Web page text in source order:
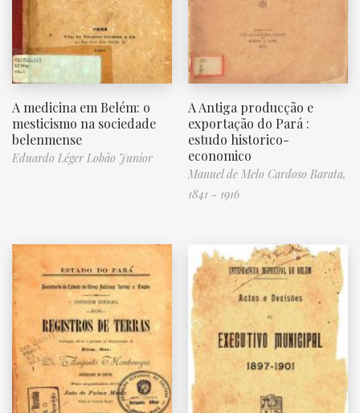
A medicina em Belém: o
mesticismo na sociedade
belenmense
Eduardo Léger Lobão Junior
A Antiga producção e
exportação do Pará :
estudo historico-
economico
Manuel de Melo Cardoso Barata,
1841 - 1916